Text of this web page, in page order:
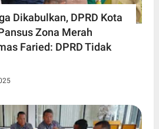
Dikabulkan, DPRD Kota
Zona Merah
Faried: DPRD Tidak